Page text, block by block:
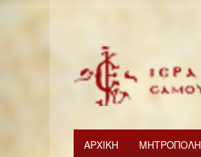
ΑΡΧΙΚΗ ΜΗΤΡΟΠΟΛΗ